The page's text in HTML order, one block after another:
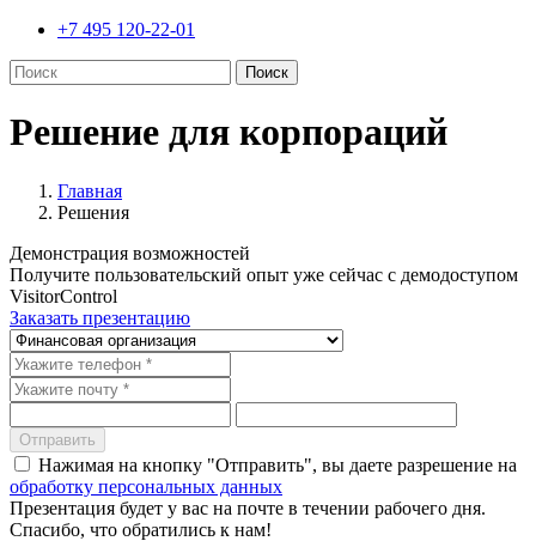
+7 495 120-22-01
Решение для корпораций
Главная
Решения
Демонстрация возможностей
Получите пользовательский опыт уже сейчас с демодоступом
VisitorControl
Заказать презентацию
Отправить
Нажимая на кнопку "Отправить", вы даете разрешение на
обработку персональных данных
Презентация будет у вас на почте в течении рабочего дня.
Спасибо, что обратились к нам!